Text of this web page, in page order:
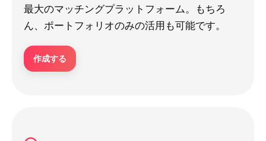
最大のマッチングプラットフォーム。もちろ
ん、ポートフォリオのみの活用も可能です。
作成する